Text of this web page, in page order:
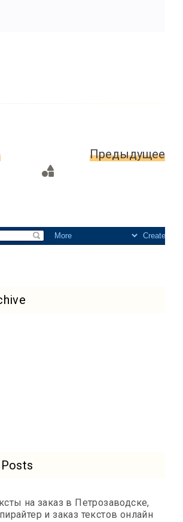
Предыдущее
страница
на заказ в Петрозаводске,
и заказ текстов онлайн